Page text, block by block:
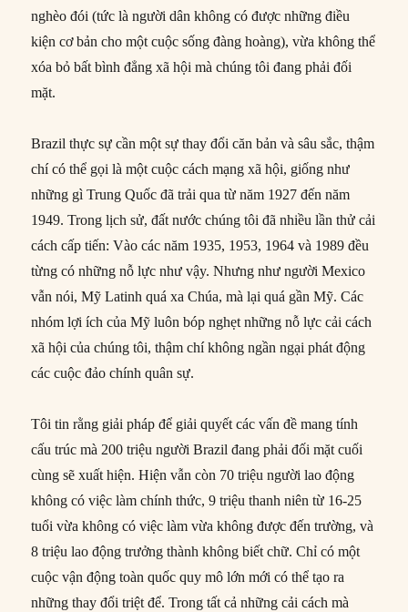
nghèo đói (tức là người dân không có được những điều
kiện cơ bản cho một cuộc sống đàng hoàng), vừa không thể
xóa bỏ bất bình đẳng xã hội mà chúng tôi đang phải đối
mặt.
Brazil thực sự cần một sự thay đổi căn bản và sâu sắc, thậm
chí có thể gọi là một cuộc cách mạng xã hội, giống như
những gì Trung Quốc đã trải qua từ năm 1927 đến năm
1949. Trong lịch sử, đất nước chúng tôi đã nhiều lần thử cải
cách cấp tiến: Vào các năm 1935, 1953, 1964 và 1989 đều
từng có những nỗ lực như vậy. Nhưng như người Mexico
vẫn nói, Mỹ Latinh quá xa Chúa, mà lại quá gần Mỹ. Các
nhóm lợi ích của Mỹ luôn bóp nghẹt những nỗ lực cải cách
xã hội của chúng tôi, thậm chí không ngần ngại phát động
các cuộc đảo chính quân sự.
Tôi tin rằng giải pháp để giải quyết các vấn đề mang tính
cấu trúc mà 200 triệu người Brazil đang phải đối mặt cuối
cùng sẽ xuất hiện. Hiện vẫn còn 70 triệu người lao động
không có việc làm chính thức, 9 triệu thanh niên từ 16-25
tuổi vừa không có việc làm vừa không được đến trường, và
8 triệu lao động trưởng thành không biết chữ. Chỉ có một
cuộc vận động toàn quốc quy mô lớn mới có thể tạo ra
những thay đổi triệt để. Trong tất cả những cải cách mà